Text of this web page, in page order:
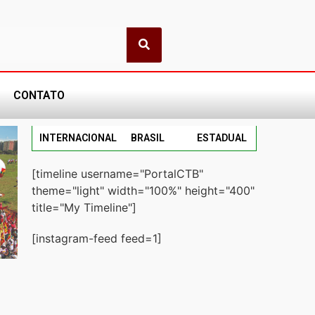
CONTATO
INTERNACIONAL BRASIL ESTADUAL
[timeline username="PortalCTB"
theme="light" width="100%" height="400"
title="My Timeline"]
[instagram-feed feed=1]